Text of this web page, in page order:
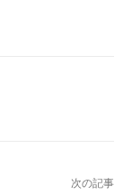
次の記事